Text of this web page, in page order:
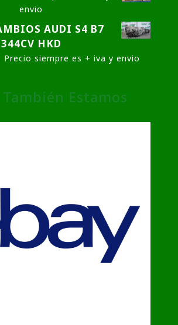
envio
AUDI S4 B7
344CV HKD
Precio siempre es + iva y envio
Estamos